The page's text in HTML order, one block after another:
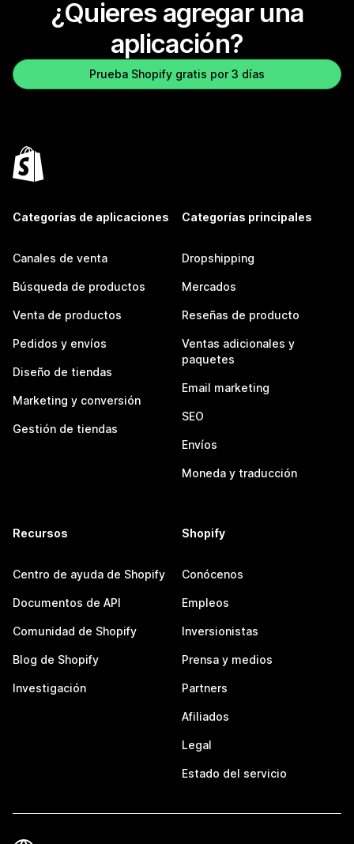
¿Quieres agregar una
aplicación?
Prueba Shopify gratis por 3 días
Categorías de aplicaciones
Canales de venta
Búsqueda de productos
Venta de productos
Pedidos y envíos
Diseño de tiendas
Marketing y conversión
Gestión de tiendas
Categorías principales
Dropshipping
Mercados
Reseñas de producto
Ventas adicionales y
paquetes
Email marketing
SEO
Envíos
Moneda y traducción
Recursos
Centro de ayuda de Shopify
Documentos de API
Comunidad de Shopify
Blog de Shopify
Investigación
Shopify
Conócenos
Empleos
Inversionistas
Prensa y medios
Partners
Afiliados
Legal
Estado del servicio